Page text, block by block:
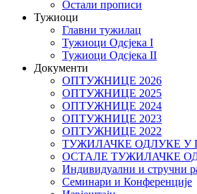
Остали прописи
Тужиоци
Главни тужилац
Тужиоци Oдсјекa I
Тужиоци Oдсјекa II
Документи
ОПТУЖНИЦЕ 2026
ОПТУЖНИЦЕ 2025
ОПТУЖНИЦЕ 2024
ОПТУЖНИЦЕ 2023
ОПТУЖНИЦЕ 2022
ТУЖИЛАЧКЕ ОДЛУКЕ У
ОСТАЛЕ ТУЖИЛАЧКЕ
Индивидуални и стручни
Семинари и Конференције